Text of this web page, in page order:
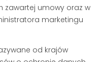
zawartej umowy oraz w
marketingu
od krajów